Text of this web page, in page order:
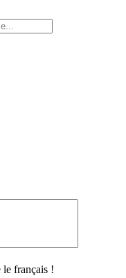
le français !